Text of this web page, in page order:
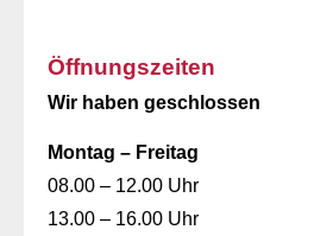
Öffnungszeiten
Wir haben geschlossen
Montag – Freitag
08.00 – 12.00 Uhr
13.00 – 16.00 Uhr